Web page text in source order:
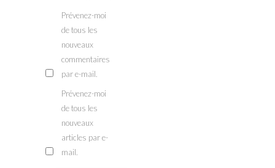
Prévenez-moi
de tous les
nouveaux
commentaires
par e-mail.
Prévenez-moi
de tous les
nouveaux
articles par e-
mail.